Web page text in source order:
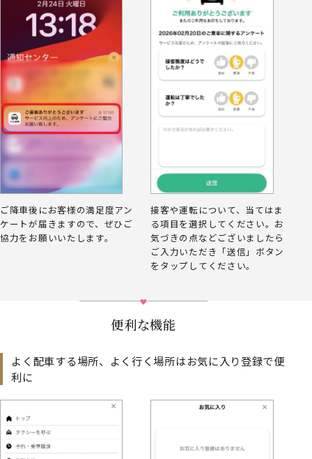
ご降車後にお客様の満足度アン
ケートが届きますので、ぜひご
協力をお願いいたします。
接客や運転について、当てはま
る項目を選択してください。お
気づきの点などございましたら
ご入力いただき「送信」ボタン
をタップしてください。
便利な機能
よく配車する場所、よく行く場所はお気に入り登録で便
利に